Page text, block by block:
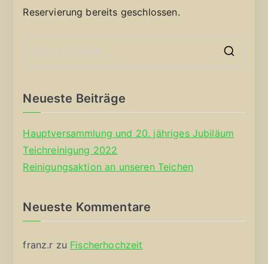
Reservierung bereits geschlossen.
Neueste Beiträge
Hauptversammlung und 20. jähriges Jubiläum
Teichreinigung 2022
Reinigungsaktion an unseren Teichen
Neueste Kommentare
franz.r zu Fischerhochzeit